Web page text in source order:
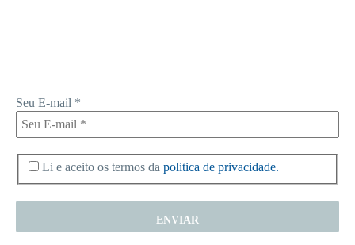
Seu E-mail *
Li e aceito os termos da politica de privacidade.